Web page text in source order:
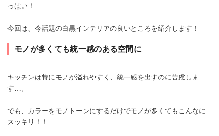
っぱい！
今回は、今話題の白黒インテリアの良いところを紹介します！
モノが多くても統一感のある空間に
キッチンは特にモノが溢れやすく、統一感を出すのに苦慮しま
す…。
でも、カラーをモノトーンにするだけでモノが多くてもこんなに
スッキリ！！